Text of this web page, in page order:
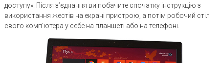
доступу». Після з’єднання ви побачите спочатку інструкцію з
використання жестів на екрані пристрою, а потім робочий стіл
свого комп’ютера у себе на планшеті або на телефоні.